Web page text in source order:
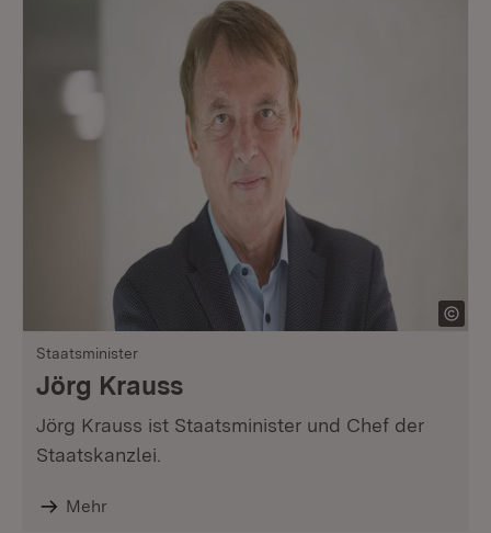
Staatsminister
Jörg Krauss
Jörg Krauss ist Staatsminister und Chef der
Staatskanzlei.
Mehr